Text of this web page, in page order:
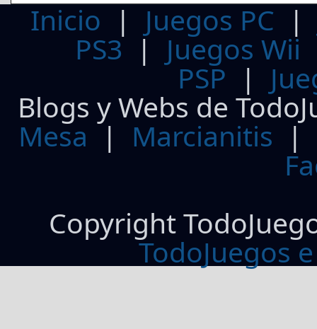
Inicio | Juegos PC
PS3| Juegos Wii
PSP |
Blogs y Webs de
Mesa | Marcianitis |
Copyright
TodoJuegos